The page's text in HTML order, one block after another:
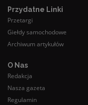
Przydatne Linki
Przetargi
Giełdy samochodowe
Archiwum artykułów
O Nas
Redakcja
Nasza gazeta
Regulamin